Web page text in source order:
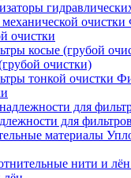
очистки
очистки)
для фильтров